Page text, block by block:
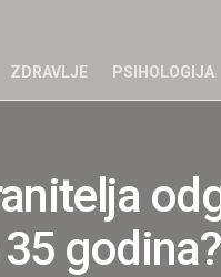
ZDRAVLJE PSIHOLOGIJA